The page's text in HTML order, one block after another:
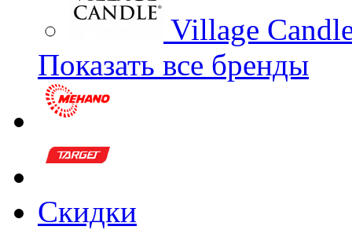
Village
Показать все бренды
Скидки